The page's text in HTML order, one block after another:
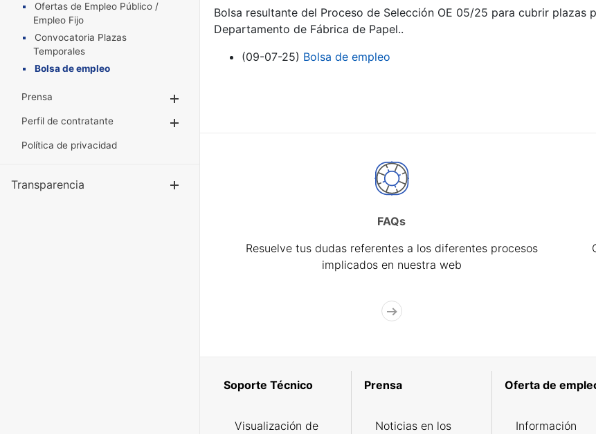
Ofertas de Empleo Público /
Empleo Fijo
Convocatoria Plazas
Temporales
Bolsa de empleo
Prensa
Perfil de contratante
Política de privacidad
Transparencia
Bolsa resultante del Proceso de Selección OE 05/25 para cubrir
Departamento de Fábrica de Papel..
(09-07-25) Bolsa de empleo
FAQs
Resuelve tus dudas referentes a los diferentes procesos
implicados en nuestra web
Soporte Técnico
Visualización de
Prensa
Noticias en los
Oferta de
Información